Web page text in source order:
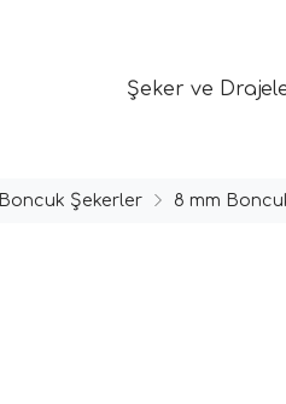
Şeker ve
Boncuk Şekerler 8 mm